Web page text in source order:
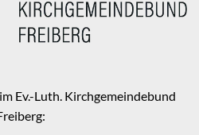
Ev.-Luth. Kirchgemeindebund